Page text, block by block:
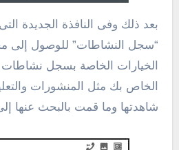
بعد ذلك وفى النافذة الجديدة
“سجل النشاطات” للوصول إلى
الخيارات الخاصة بسجل
الخاص بك مثل المنشورات
شاهدتها وما قمت بالبحث عنها